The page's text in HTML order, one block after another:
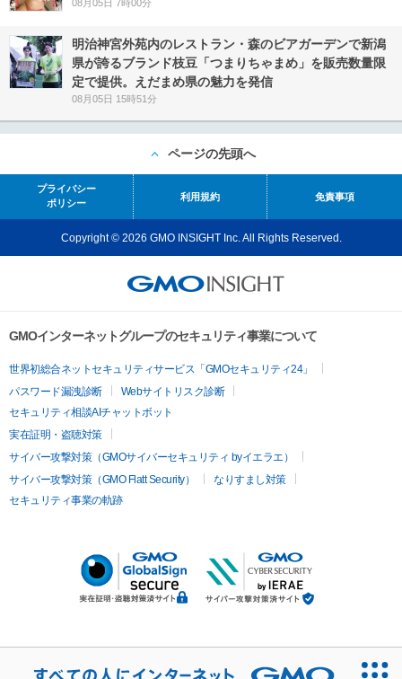
08月05日 7時00分
明治神宮外苑内のレストラン・森のビアガーデンで新潟
県が誇るブランド枝豆「つまりちゃまめ」を販売数量限
定で提供。えだまめ県の魅力を発信
08月05日 15時51分
ページの先頭へ
プライバシー
ポリシー
利用規約 免責事項
Copyright © 2026 GMO INSIGHT Inc. All Rights Reserved.
GMOインターネットグループのセキュリティ事業について
世界初総合ネットセキュリティサービス「GMOセキュリティ24」
パスワード漏洩診断
Webサイトリスク診断
セキュリティ相談AIチャットボット
実在証明・盗聴対策
サイバー攻撃対策（GMOサイバーセキュリティ byイエラエ）
サイバー攻撃対策（GMO Flatt Security）
なりすまし対策
セキュリティ事業の軌跡